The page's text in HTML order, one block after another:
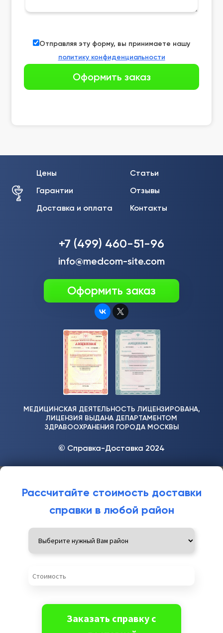
Отправляя эту форму, вы принимаете нашу
политику конфиденциальности
Цены
Гарантии
Доставка и оплата
Статьи
Отзывы
Контакты
МЕДИЦИНСКАЯ ДЕЯТЕЛЬНОСТЬ ЛИЦЕНЗИРОВАНА,
ЛИЦЕНЗИЯ ВЫДАНА ДЕПАРТАМЕНТОМ
ЗДРАВООХРАНЕНИЯ ГОРОДА МОСКВЫ
+7 (499) 460-51-96
info@medcom-site.com
Оформить заказ
© Справка-Доставка 2024
Рассчитайте стоимость доставки
справки в любой район